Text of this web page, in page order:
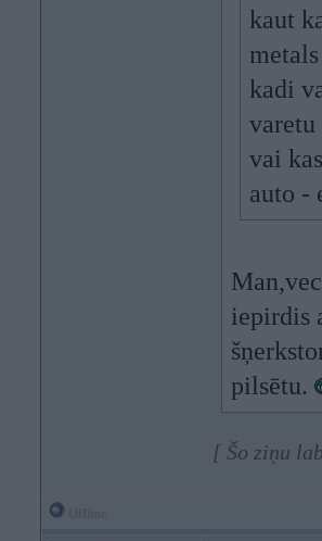
kaut
kadi
varetu
vai
auto -
iepirdis
pilsētu.
[ Šo ziņu